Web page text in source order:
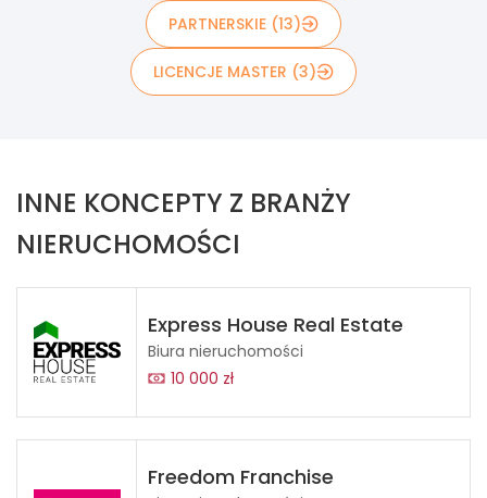
PARTNERSKIE (13)
LICENCJE MASTER (3)
INNE KONCEPTY Z BRANŻY
NIERUCHOMOŚCI
Express House Real Estate
Biura nieruchomości
10 000 zł
Freedom Franchise